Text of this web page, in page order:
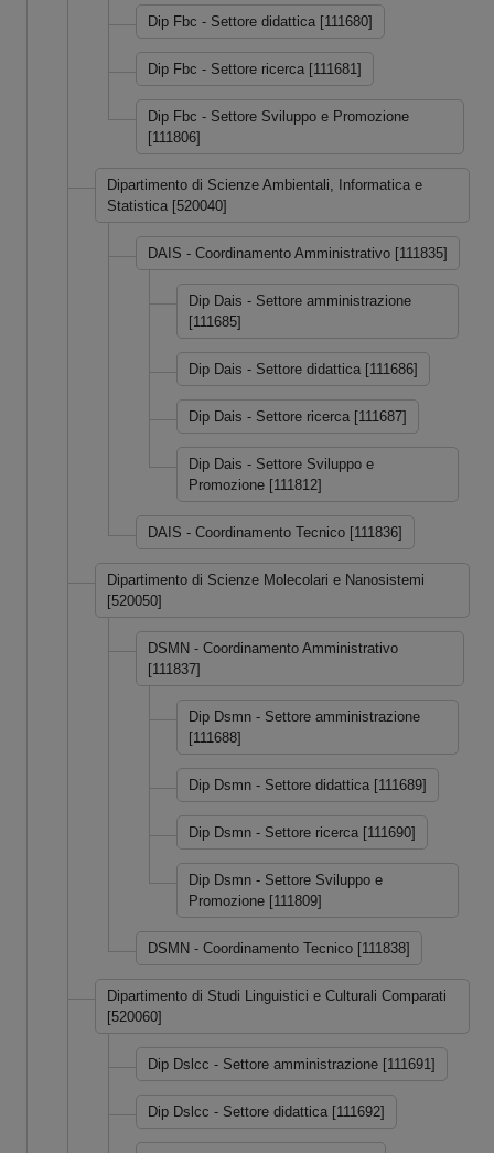
Dip Fbc - Settore didattica [111680]
Dip Fbc - Settore ricerca [111681]
Dip Fbc - Settore Sviluppo e Promozione
[111806]
Dipartimento di Scienze Ambientali, Informatica e
Statistica [520040]
DAIS - Coordinamento Amministrativo [111835]
Dip Dais - Settore amministrazione
[111685]
Dip Dais - Settore didattica [111686]
Dip Dais - Settore ricerca [111687]
Dip Dais - Settore Sviluppo e
Promozione [111812]
DAIS - Coordinamento Tecnico [111836]
Dipartimento di Scienze Molecolari e Nanosistemi
[520050]
DSMN - Coordinamento Amministrativo
[111837]
Dip Dsmn - Settore amministrazione
[111688]
Dip Dsmn - Settore didattica [111689]
Dip Dsmn - Settore ricerca [111690]
Dip Dsmn - Settore Sviluppo e
Promozione [111809]
DSMN - Coordinamento Tecnico [111838]
Dipartimento di Studi Linguistici e Culturali Comparati
[520060]
Dip Dslcc - Settore amministrazione [111691]
Dip Dslcc - Settore didattica [111692]